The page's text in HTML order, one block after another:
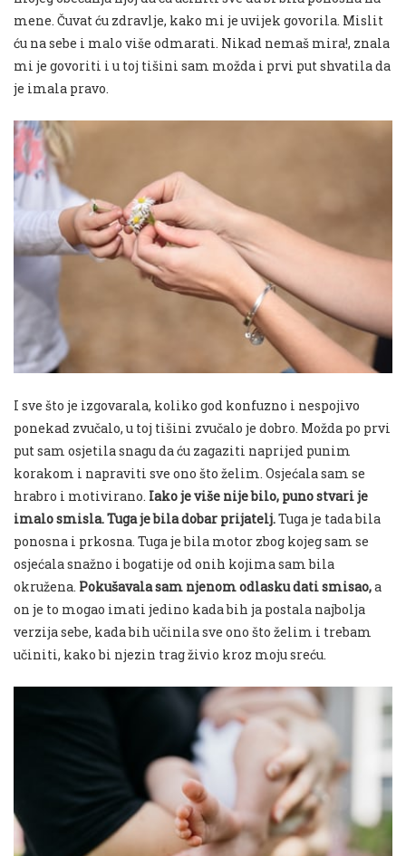
mene. Čuvat ću zdravlje, kako mi je uvijek govorila. Mislit
ću na sebe i malo više odmarati. Nikad nemaš mira!, znala
mi je govoriti i u toj tišini sam možda i prvi put shvatila da
je imala pravo.
I sve što je izgovarala, koliko god konfuzno i nespojivo
ponekad zvučalo, u toj tišini zvučalo je dobro. Možda po prvi
put sam osjetila snagu da ću zagaziti naprijed punim
korakom i napraviti sve ono što želim. Osjećala sam se
hrabro i motivirano. Iako je više nije bilo, puno stvari je
imalo smisla. Tuga je bila dobar prijatelj.Tuga je tada bila
ponosna i prkosna. Tuga je bila motor zbog kojeg sam se
osjećala snažno i bogatije od onih kojima sam bila
okružena. Pokušavala sam njenom odlasku dati smisao,a
on je to mogao imati jedino kada bih ja postala najbolja
verzija sebe, kada bih učinila sve ono što želim i trebam
učiniti, kako bi njezin trag živio kroz moju sreću.